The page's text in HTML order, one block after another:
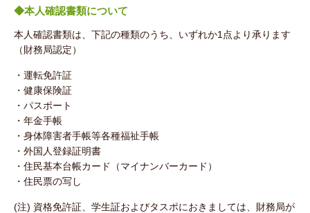
◆本人確認書類について
本人確認書類は、下記の種類のうち、いずれか1点より承ります
（財務局認定）
・運転免許証
・健康保険証
・パスポート
・年金手帳
・身体障害者手帳等各種福祉手帳
・外国人登録証明書
・住民基本台帳カード（マイナンバーカード）
・住民票の写し
(注) 資格免許証、学生証およびタスポにおきましては、財務局が